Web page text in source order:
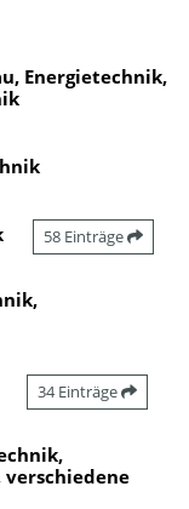
Energietechnik,
58 Einträge
34 Einträge